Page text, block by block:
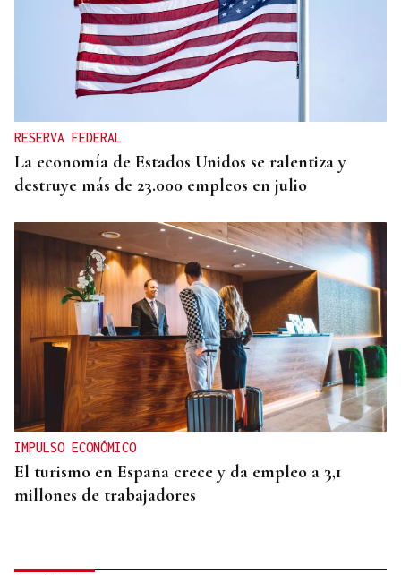
RESERVA FEDERAL
La economía de Estados Unidos se ralentiza y
destruye más de 23.000 empleos en julio
IMPULSO ECONÓMICO
El turismo en España crece y da empleo a 3,1
millones de trabajadores